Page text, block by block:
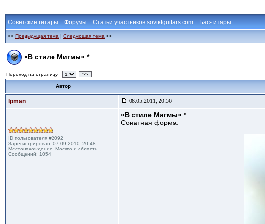
Советские гитары :: Форумы :: Статьи участников sovietguitars.com :: Бас-гитары
<< Предыдущая тема | Следующая тема >>
«В стиле Мигмы» *
Переход на страницу >>
Автор
lpman 08.05.2011, 20:56
ID пользователя #2092
Зарегистрирован: 07.09.2010, 20:48
Местонахождение: Москва и область
Сообщений: 1054
«В стиле Мигмы» *
Сонатная форма.